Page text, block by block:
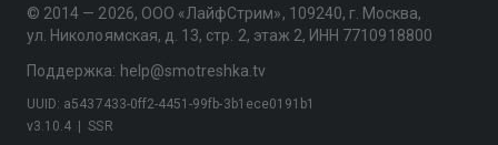
© 2014 — 2026, ООО «ЛайфСтрим», 109240, г. Москва,
ул. Николоямская, д. 13, стр. 2, этаж 2, ИНН 7710918800
Поддержка: help@smotreshka.tv
v3.10.4 SSR
UUID: a5437433-0ff2-4451-99fb-3b1ece0191b1